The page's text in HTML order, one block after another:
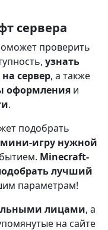
сервера
проверить
узнать
сервер, а также
оформления и
.
подобрать
мини-игру нужной
Minecraft-
лучший
параметрам!
лицами, а
на сайте